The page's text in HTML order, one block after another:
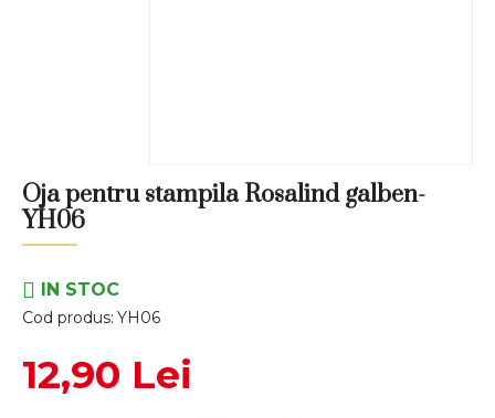
Oja pentru stampila Rosalind galben-
YH06
IN STOC
Cod produs: YH06
12,90 Lei